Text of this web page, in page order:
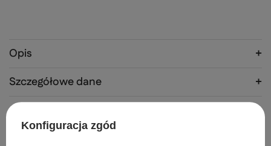
Opis
Szczegółowe dane
Gwarancja
Konfiguracja zgód